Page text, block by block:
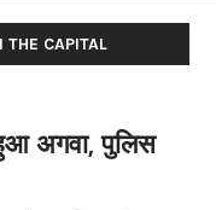
THE CAPITAL
अगवा, पुलिस